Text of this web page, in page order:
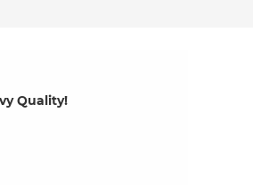
Quality!